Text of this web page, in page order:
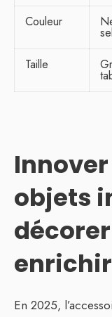
Couleur
Taille
objets
En 2025,